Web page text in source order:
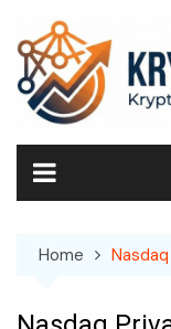
content
Home